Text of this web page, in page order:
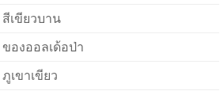
สีเขียวบาน
ของออลเด้อป่า
ภูเขาเขียว